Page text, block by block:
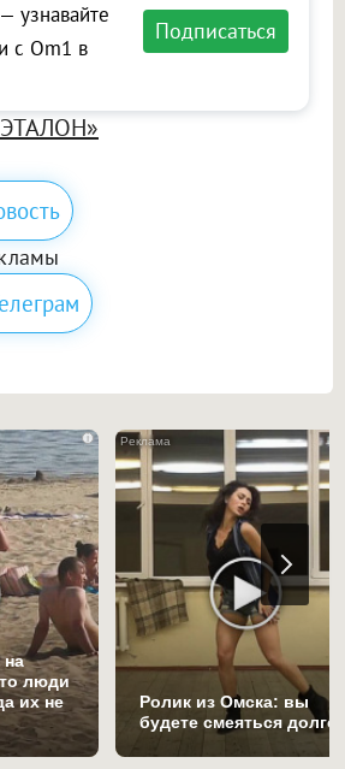
узнавайте
с Om1 в
Подписаться
i
на
люди
их не
Ролик из Омска: вы
будете смеяться долго